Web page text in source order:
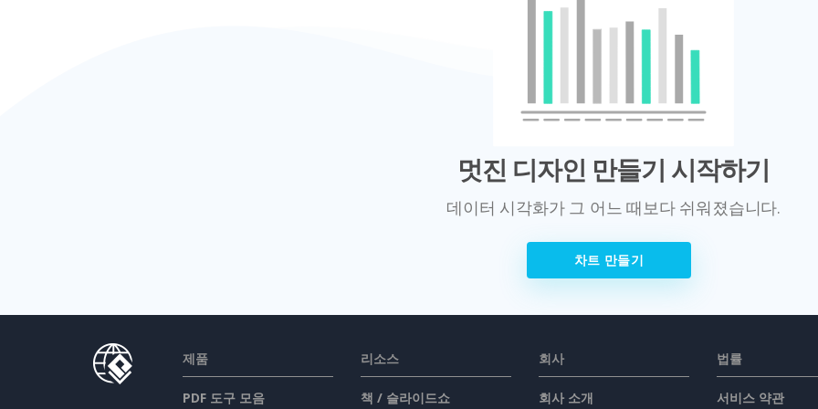
멋진 디자인 만들기 시작하기
데이터 시각화가 그 어느 때보다 쉬워졌습니다.
차트 만들기
제품
PDF 도구 모음
리소스
책 / 슬라이드쇼
회사
회사 소개
법률
서비스 약관